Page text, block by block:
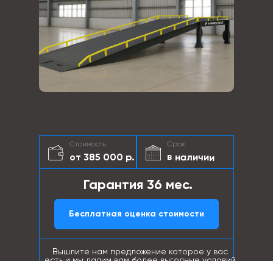
Срок:
в наличии
Стоимость:
от 385 000 р.
Гарантия 36 мес.
Бесплатная оценка стоимости
Вышлите нам предложение которое у вас